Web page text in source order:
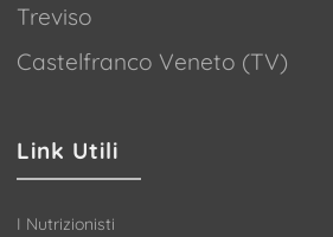
Treviso
Castelfranco Veneto (TV)
Link Utili
I Nutrizionisti